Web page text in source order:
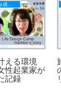
Life Design Camp成果事例
える環境
性起業家が
記録